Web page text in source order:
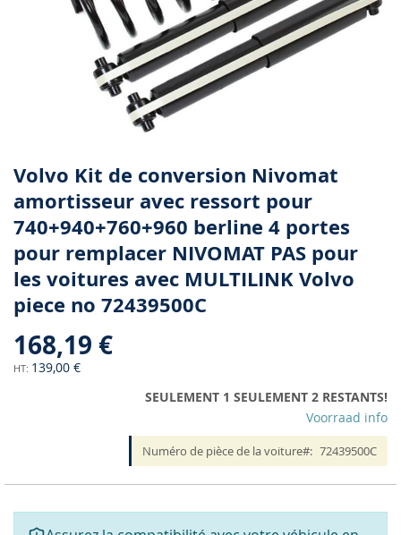
Skip
to
the
beginning
the
images
gallery
Volvo Kit de conversion Nivomat
amortisseur avec ressort pour
740+940+760+960 berline 4 portes
pour remplacer NIVOMAT PAS pour
les voitures avec MULTILINK Volvo
piece no 72439500C
168,19 €
139,00 €
SEULEMENT 1 SEULEMENT 2 RESTANTS!
Voorraad info
Numéro de pièce de la voiture 72439500C